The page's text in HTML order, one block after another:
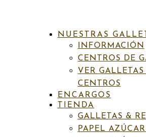
NUESTRAS
INFORMACIÓN
CENTROS DE
VER GALLETAS
CENTROS
ENCARGOS
TIENDA
GALLETAS &
PAPEL
PAPEL AZÚCAR FONDOS
Papel azúcar fondos